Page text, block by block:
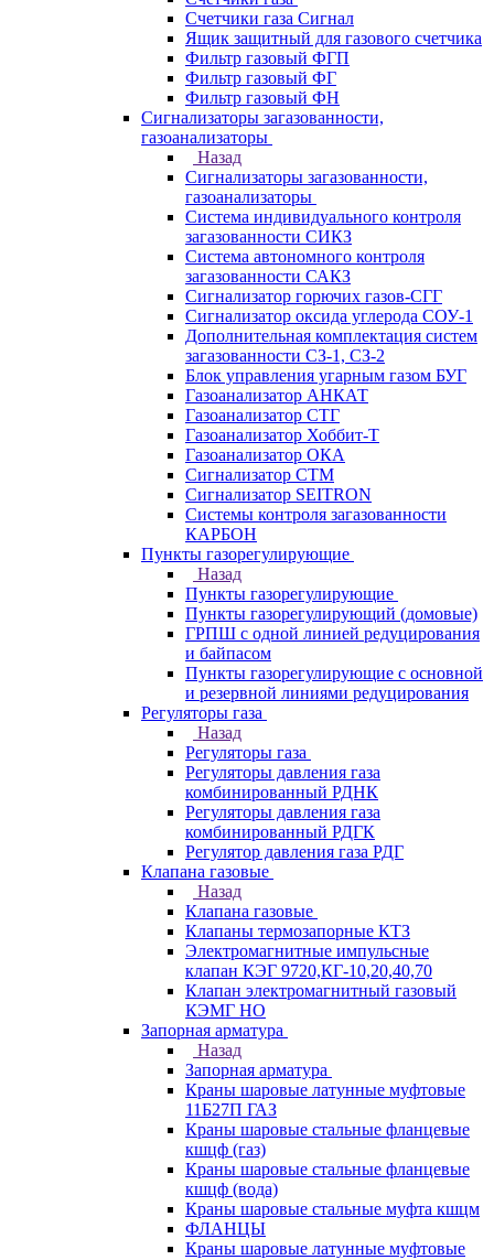
Счетчики газа Сигнал
Ящик защитный для газового счетчика
Фильтр газовый ФГП
Фильтр газовый ФГ
Фильтр газовый ФН
Сигнализаторы загазованности,
газоанализаторы
Назад
Сигнализаторы загазованности,
газоанализаторы
Система индивидуального контроля
загазованности СИКЗ
Система автономного контроля
загазованности САКЗ
Сигнализатор горючих газов-СГГ
Сигнализатор оксида углерода СОУ-1
Дополнительная комплектация систем
загазованности СЗ-1, СЗ-2
Блок управления угарным газом БУГ
Газоанализатор АНКАТ
Газоанализатор СТГ
Газоанализатор Хоббит-Т
Газоанализатор ОКА
Сигнализатор СТМ
Сигнализатор SEITRON
Системы контроля загазованности
КАРБОН
Пункты газорегулирующие
Назад
Пункты газорегулирующие
Пункты газорегулирующий (домовые)
ГРПШ с одной линией редуцирования
и байпасом
Пункты газорегулирующие с основной
и резервной линиями редуцирования
Регуляторы газа
Назад
Регуляторы газа
Регуляторы давления газа
комбинированный РДНК
Регуляторы давления газа
комбинированный РДГК
Регулятор давления газа РДГ
Клапана газовые
Назад
Клапана газовые
Клапаны термозапорные КТЗ
Электромагнитные импульсные
клапан КЭГ 9720,КГ-10,20,40,70
Клапан электромагнитный газовый
КЭМГ НО
Запорная арматура
Назад
Запорная арматура
Краны шаровые латунные муфтовые
11Б27П ГАЗ
Краны шаровые стальные фланцевые
кшцф (газ)
Краны шаровые стальные фланцевые
кшцф (вода)
Краны шаровые стальные муфта кшцм
ФЛАНЦЫ
Краны шаровые латунные муфтовые